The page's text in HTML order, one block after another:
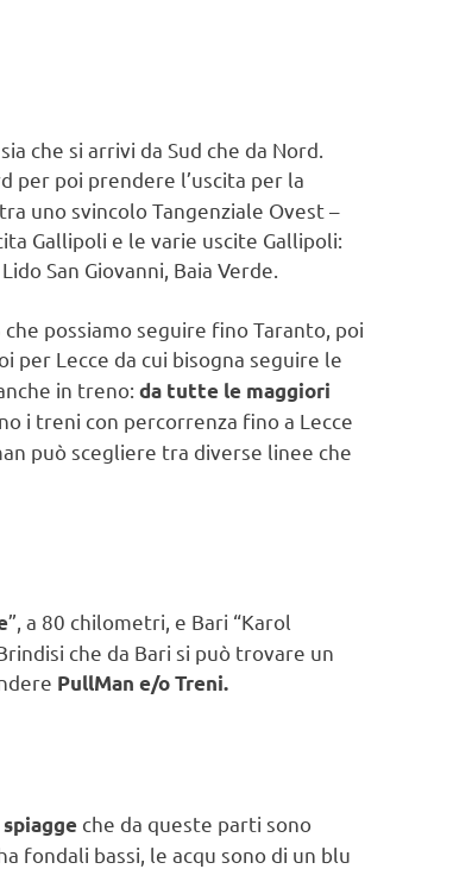
che si arrivi da Sud che da Nord.
per poi prendere l’uscita per la
uno svincolo Tangenziale Ovest –
Gallipoli e le varie uscite Gallipoli:
San Giovanni, Baia Verde.
possiamo seguire fino Taranto, poi
per Lecce da cui bisogna seguire le
in treno: da tutte le maggiori
i treni con percorrenza fino a Lecce
può scegliere tra diverse linee che
”, a 80 chilometri, e Bari “Karol
che da Bari si può trovare un
PullMan e/o Treni.
spiagge che da queste parti sono
fondali bassi, le acqu sono di un blu